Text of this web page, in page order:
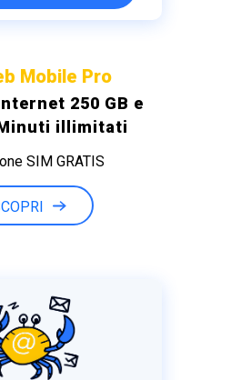
Mobile Pro
250 GB e
illimitati
SIM GRATIS